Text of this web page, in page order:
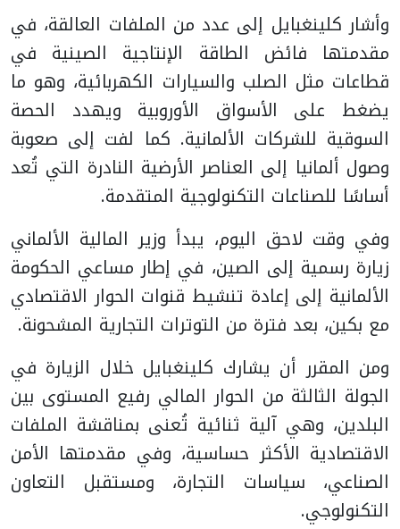
وأشار كلينغبايل إلى عدد من الملفات العالقة، في
مقدمتها فائض الطاقة الإنتاجية الصينية في
قطاعات مثل الصلب والسيارات الكهربائية، وهو ما
يضغط على الأسواق الأوروبية ويهدد الحصة
السوقية للشركات الألمانية. كما لفت إلى صعوبة
وصول ألمانيا إلى العناصر الأرضية النادرة التي تُعد
أساسًا للصناعات التكنولوجية المتقدمة.
وفي وقت لاحق اليوم، يبدأ وزير المالية الألماني
زيارة رسمية إلى الصين، في إطار مساعي الحكومة
الألمانية إلى إعادة تنشيط قنوات الحوار الاقتصادي
مع بكين، بعد فترة من التوترات التجارية المشحونة.
ومن المقرر أن يشارك كلينغبايل خلال الزيارة في
الجولة الثالثة من الحوار المالي رفيع المستوى بين
البلدين، وهي آلية ثنائية تُعنى بمناقشة الملفات
الاقتصادية الأكثر حساسية، وفي مقدمتها الأمن
الصناعي، سياسات التجارة، ومستقبل التعاون
التكنولوجي.